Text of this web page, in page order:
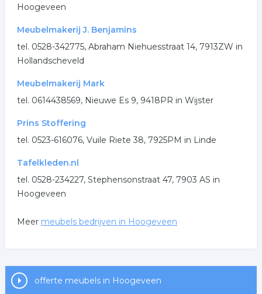
.Hoogeveen
Meubelmakerij J. Benjamins
tel. 0528-342775, Abraham Niehuesstraat 14, 7913ZW in
Hollandscheveld
Meubelmakerij Mark
tel. 0614438569, Nieuwe Es 9, 9418PR in Wijster
Prins Stoffering
tel. 0523-616076, Vuile Riete 38, 7925PM in Linde
Tafelkleden.nl
tel. 0528-234227, Stephensonstraat 47, 7903 AS in
Hoogeveen
Meer meubels bedrijven in Hoogeveen
offerte meubels in Hoogeveen